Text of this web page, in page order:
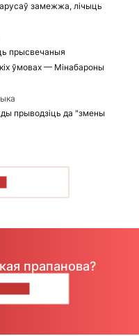
замежжа, лічыць
прысвечаныя
ўмовах — Мінабароны
прыводзіць да "змены
прапанова?